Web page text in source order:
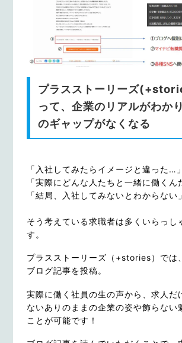
プラスストーリーズ
って、企業のリアルがわか
のギャップがなくなる
「入社してみたらイメージと違った…」
「実際にどんな人たちと一緒に働くん
「結局、入社してみないとわからない」
そう考えている求職者は多くいらっし
す。
プラスストーリーズ（+stories）では
ブログ記事を投稿。
実際に働く社員の生の声から、求人だ
ないありのままの企業の姿や飾らない
ことが可能です！